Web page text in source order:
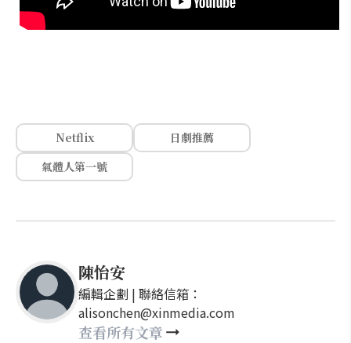
Netflix
日劇推薦
氣體人第一號
陳怡安
編輯企劃 | 聯絡信箱：
alisonchen@xinmedia.com
查看所有文章